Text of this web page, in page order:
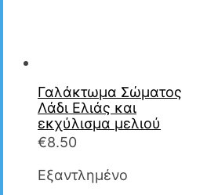
Γαλάκτωμα Σώματος
Λάδι Ελιάς και
εκχύλισμα μελιού
€8.50
Εξαντλημένο